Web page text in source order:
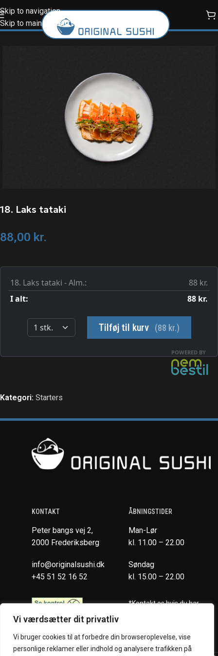
Vi værdsætter dit privatliv
Vi bruger cookies til at forbedre din browseroplevelse, vise
personlige reklamer eller indhold og analysere trafikken på
Skip to navigation
Skip to main content
18. Laks tataki
88,00 kr.
Kategori: Starters
KONTAKT
Peter bangs vej 2,
2000 Frederiksberg
info@originalsushi.dk
+45 51 52 16 52
ÅBNINGSTIDER
Man-Lør
kl. 11.00 – 22.00
Søndag
kl. 15.00 – 22.00
*Kontakt os hvis du har